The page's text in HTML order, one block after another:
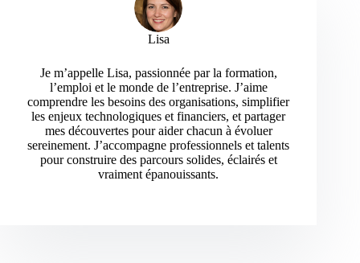
Lisa
Je m’appelle Lisa, passionnée par la formation,
l’emploi et le monde de l’entreprise. J’aime
comprendre les besoins des organisations, simplifier
les enjeux technologiques et financiers, et partager
mes découvertes pour aider chacun à évoluer
sereinement. J’accompagne professionnels et talents
pour construire des parcours solides, éclairés et
vraiment épanouissants.